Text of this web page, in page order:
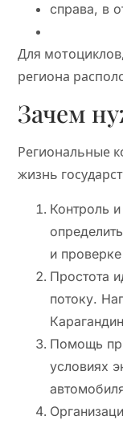
справа, в
Для
региона
Зачем
Региональные
жизнь
Контроль
и
Простота
потоку.
Помощь
условиях